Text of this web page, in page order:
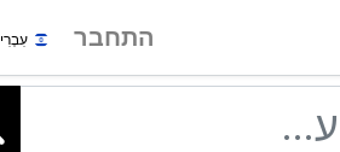
התחבר עִבְרִי